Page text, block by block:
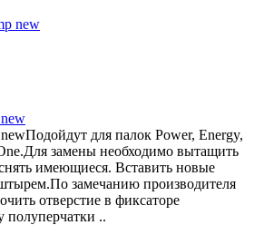
для палок Power, Energy,
замены необходимо вытащить
имеющиеся. Вставить новые
замечанию производителя
отверстие в фиксаторе
..